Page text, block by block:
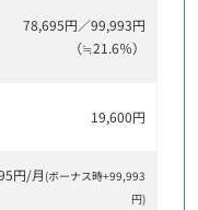
78,695円／99,993円
（≒21.6％）
19,600円
円/月 (ボーナス時+99,993
円)